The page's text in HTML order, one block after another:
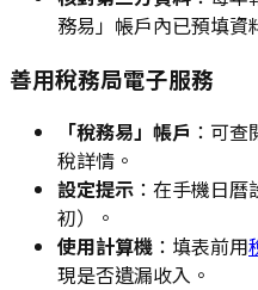
務易」帳戶內已預填資
善用稅務局電子服務
「稅務易」帳戶 ：可
稅詳情。
設定提示 ：在手機日
初）。
使用計算機 ：填表前用
現是否遺漏收入。